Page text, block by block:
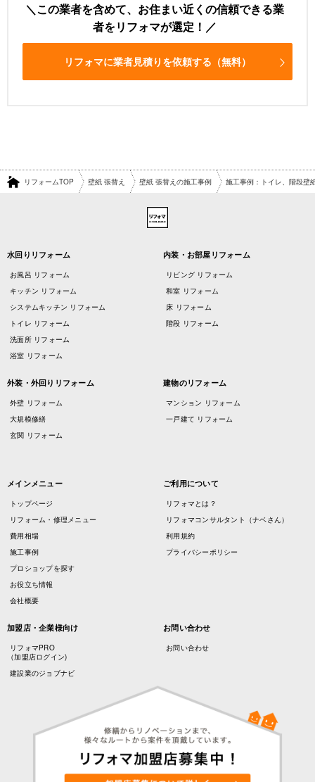
この業者を含めて、お住まい近くの信頼できる業
者をリフォマが選定！
リフォマに業者見積りを依頼する（無料）
リフォームTOP 壁紙 張替え 壁紙 張替えの施工事例 施工事例：トイレ、階段壁
水回りリフォーム
お風呂 リフォーム
キッチン リフォーム
システムキッチン リフォーム
トイレ リフォーム
洗面所 リフォーム
浴室 リフォーム
内装・お部屋リフォーム
リビング リフォーム
和室 リフォーム
床 リフォーム
階段 リフォーム
外装・外回りリフォーム
外壁 リフォーム
大規模修繕
玄関 リフォーム
建物のリフォーム
マンション リフォーム
一戸建て リフォーム
メインメニュー
トップページ
リフォーム・修理メニュー
費用相場
施工事例
プロショップを探す
お役立ち情報
会社概要
ご利用について
リフォマとは？
リフォマコンサルタント（ナベさん）
利用規約
プライバシーポリシー
加盟店・企業様向け
リフォマPRO
（加盟店ログイン)
建設業のジョブナビ
お問い合わせ
お問い合わせ